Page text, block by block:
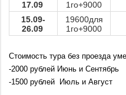
17.09
1го+9000
15.09-
26.09
19600для
1го+9000
Стоимость тура без проезда
-2000 рублей Июнь и Сентябрь
-1500 рублей Июль и Август